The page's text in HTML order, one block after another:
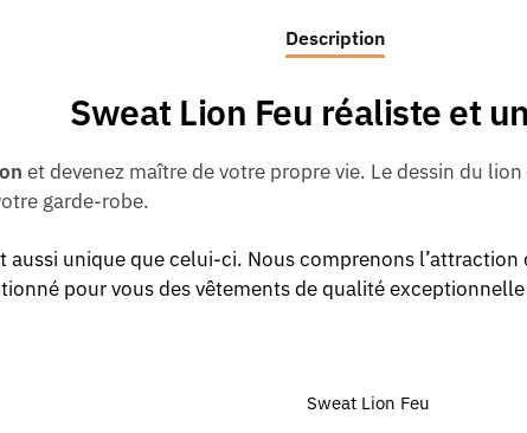
Description
Sweat Lion Feu réaliste et
et devenez maître de votre propre vie. Le dessin du
garde-robe.
unique que celui-ci. Nous comprenons
pour vous des vêtements de qualité
Sweat Lion Feu